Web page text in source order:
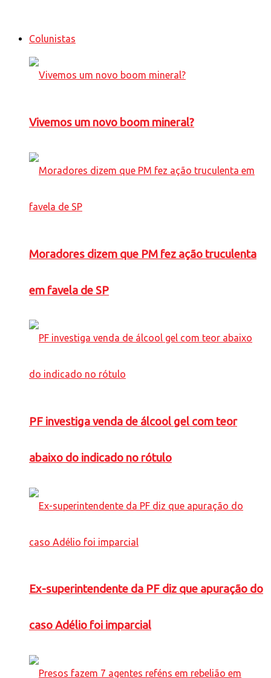
Colunistas
Vivemos um novo boom mineral?
Moradores dizem que PM fez ação truculenta
em favela de SP
PF investiga venda de álcool gel com teor
abaixo do indicado no rótulo
Ex-superintendente da PF diz que apuração do
caso Adélio foi imparcial